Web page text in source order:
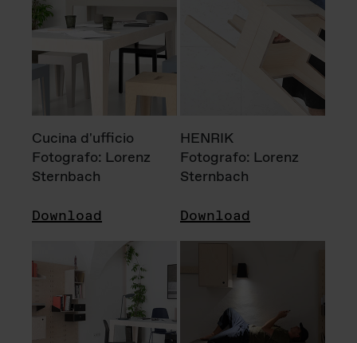
Cucina d'ufficio
Fotografo: Lorenz
Sternbach
Download
HENRIK
Fotografo: Lorenz
Sternbach
Download